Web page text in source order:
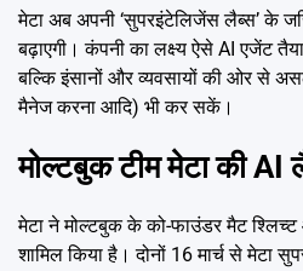
मेटा अब अपनी ‘सुपरइंटेलिजेंस लैब्स’ के
बढ़ाएगी। कंपनी का लक्ष्य ऐसे AI एजेंट
बल्कि इंसानों और व्यवसायों की ओर से
मैनेज करना आदि) भी कर सकें।
मोल्टबुक टीम मेटा की AI
मेटा ने मोल्टबुक के को-फाउंडर मैट
शामिल किया है। दोनों 16 मार्च से मेटा